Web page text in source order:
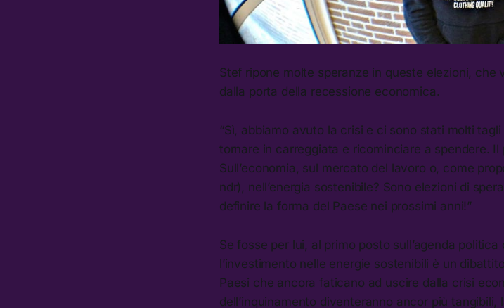
Stef ripone molte speranze in queste elezioni, che
dalla porta della recessione economica.
“Sì, abbiamo avuto la crisi e ci sono stati molti
tornare in carreggiata e ricominciare a spendere.
Sull’economia, sul mercato del lavoro o, come
ndr), nell’energia sostenibile? Sono elezioni di
definire la forma del Paese nei prossimi anni!”
Se fosse per lui, al primo posto sull’agenda politica
l’investimento nelle energie sostenibili è un
Paesi che ancora faticano ad uscire dalla crisi
dell’inquinamento diventeranno ancor più